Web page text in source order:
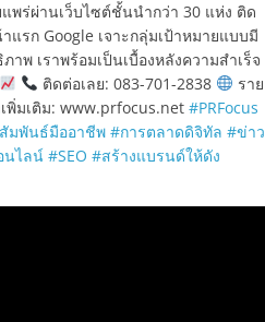
แพร่ผ่านเว็บไซต์ชั้นนำกว่า 30 แห่ง ติด
แรก Google เจาะกลุ่มเป้าหมายแบบมี
าพ เราพร้อมเป็นเบื้องหลังความสำเร็จ
ติดต่อเลย: 083-701-2838
ราย
พิ่มเติม: www.prfocus.net #PRFocus
มพันธ์มืออาชีพ #การตลาดดิจิทัล #ข่าว
นไลน์ #SEO #สร้างแบรนด์ให้ดัง